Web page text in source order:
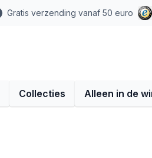
Gratis verzending vanaf 50 euro
Collecties Alleen in de